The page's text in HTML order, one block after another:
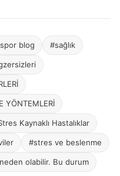
blog #sağlık
YÖNTEMLERİ
Kaynaklı Hastalıklar
#stres ve beslenme
olabilir. Bu durum